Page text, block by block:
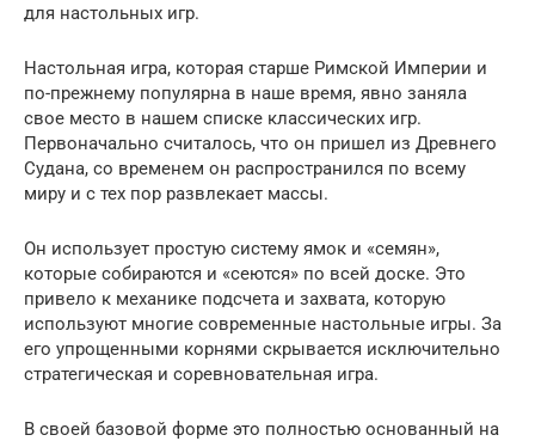
для настольных игр.
Настольная игра, которая старше Римской Империи и
по-прежнему популярна в наше время, явно заняла
свое место в нашем списке классических игр.
Первоначально считалось, что он пришел из Древнего
Судана, со временем он распространился по всему
миру и с тех пор развлекает массы.
Он использует простую систему ямок и «семян»,
которые собираются и «сеются» по всей доске. Это
привело к механике подсчета и захвата, которую
используют многие современные настольные игры. За
его упрощенными корнями скрывается исключительно
стратегическая и соревновательная игра.
В своей базовой форме это полностью основанный на